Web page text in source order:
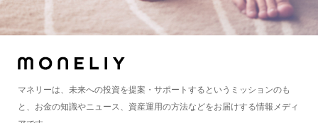
マネリーは、未来への投資を提案・サポートするというミッションのも
と、お金の知識やニュース、資産運用の方法などをお届けする情報メディ